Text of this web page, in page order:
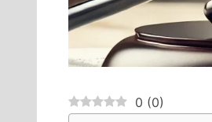
0 (0)